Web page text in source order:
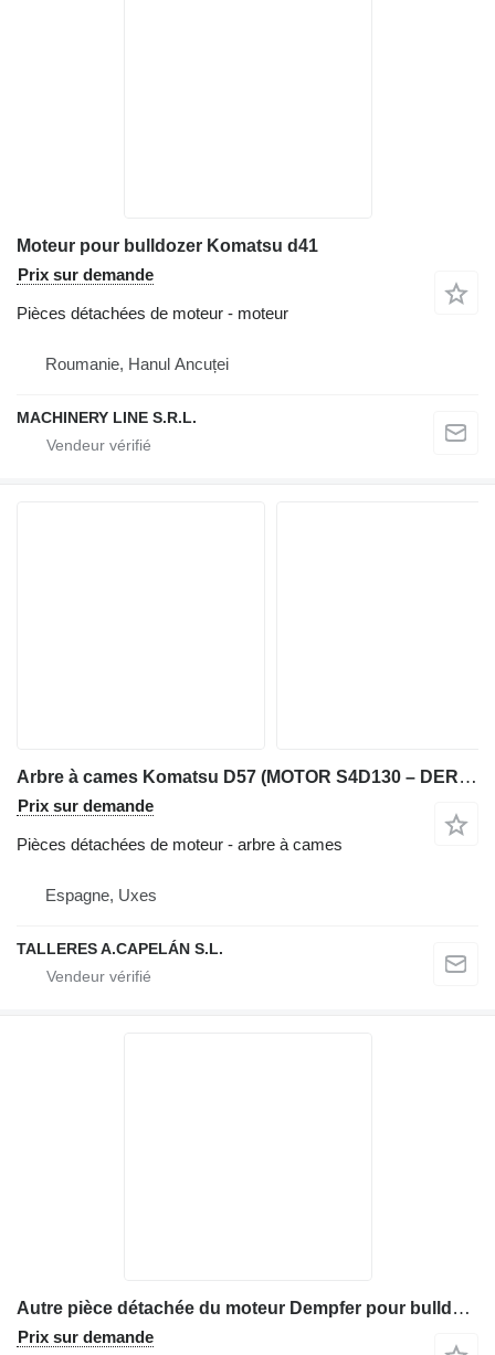
Moteur pour bulldozer Komatsu d41
Prix sur demande
Pièces détachées de moteur - moteur
Roumanie, Hanul Ancuței
MACHINERY LINE S.R.L.
Arbre à cames Komatsu D57 (MOTOR S4D130 – DERECHO Y IZQUIERDO) (ESTABILIZADORES) pour chargeuse sur chenilles Komatsu D57
Prix sur demande
Pièces détachées de moteur - arbre à cames
Espagne, Uxes
TALLERES A.CAPELÁN S.L.
Autre pièce détachée du moteur Dempfer pour bulldozer Komatsu D61
Prix sur demande